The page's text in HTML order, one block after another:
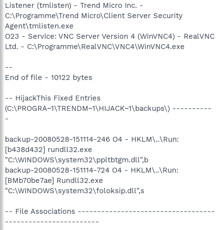
Listener (tmlisten) - Trend Micro Inc. -
C:\Programme\Trend Micro\Client Server Security
Agent\tmlisten.exe
O23 - Service: VNC Server Version 4 (WinVNC4) - RealVNC
Ltd. - C:\Programme\RealVNC\VNC4\WinVNC4.exe
--
End of file - 10122 bytes
-- HijackThis Fixed Entries
(C:\PROGRA~1\TRENDM~1\HIJACK~1\backups\) ----------
-
backup-20080528-151114-246 O4 - HKLM\..\Run:
[b438d432] rundll32.exe
"C:\WINDOWS\system32\ppltbtgm.dll",b
backup-20080528-151114-724 O4 - HKLM\..\Run:
[BMb70be7ae] Rundll32.exe
"C:\WINDOWS\system32\foloksip.dll",s
-- File Associations -----------------------------------
------------------------